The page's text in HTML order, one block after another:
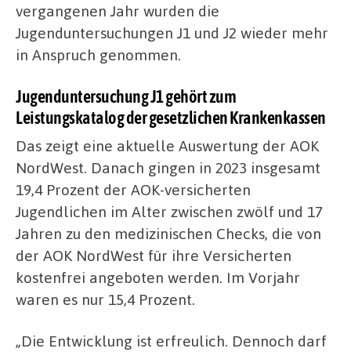
vergangenen Jahr wurden die
Jugenduntersuchungen J1 und J2 wieder mehr
in Anspruch genommen.
Jugenduntersuchung J1 gehört zum
Leistungskatalog der gesetzlichen Krankenkassen
Das zeigt eine aktuelle Auswertung der AOK
NordWest. Danach gingen in 2023 insgesamt
19,4 Prozent der AOK-versicherten
Jugendlichen im Alter zwischen zwölf und 17
Jahren zu den medizinischen Checks, die von
der AOK NordWest für ihre Versicherten
kostenfrei angeboten werden. Im Vorjahr
waren es nur 15,4 Prozent.
„Die Entwicklung ist erfreulich. Dennoch darf